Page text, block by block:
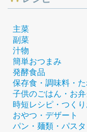
主菜
副菜
汁物
簡単おつまみ
発酵食品
保存食・調味料・
子供のごはん・お弁
時短レシピ・つくり
おやつ・デザート
パン・麺類・パスタ